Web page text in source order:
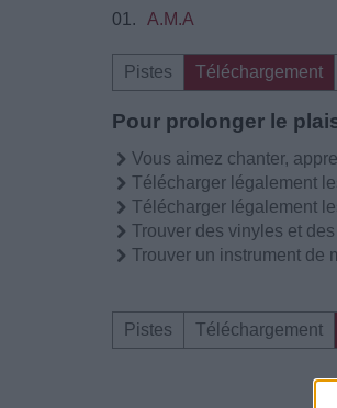
01.
A.M.A
Pistes Téléchargement
Pour prolonger le
Vous aimez chanter,
Télécharger légalement
Télécharger légalement
Trouver des vinyles et
Trouver un instrument de
Pistes Téléchargement